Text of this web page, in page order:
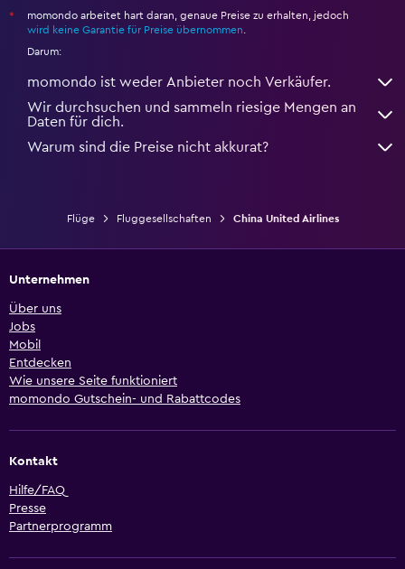
*
momondo arbeitet hart daran, genaue Preise zu erhalten, jedoch
wird keine Garantie für Preise übernommen
Darum:
momondo ist weder Anbieter noch Verkäufer.
Wir durchsuchen und sammeln riesige Mengen an
Daten für dich.
Warum sind die Preise nicht akkurat?
Flüge Fluggesellschaften China United Airlines
Unternehmen
Über uns
Jobs
Mobil
Entdecken
Wie unsere Seite funktioniert
momondo Gutschein- und Rabattcodes
Kontakt
Hilfe/FAQ
Presse
Partnerprogramm